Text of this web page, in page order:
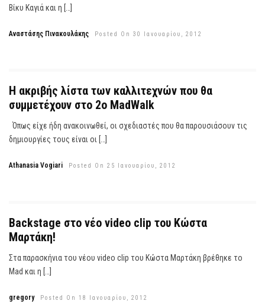
Βίκυ Καγιά και η […]
Αναστάσης Πινακουλάκης Posted On 30 Ιανουαρίου, 2012
Η ακριβής λίστα των καλλιτεχνών που θα
συμμετέχουν στο 2ο MadWalk
Όπως είχε ήδη ανακοινωθεί, οι σχεδιαστές που θα παρουσιάσουν τις
δημιουργίες τους είναι οι […]
Athanasia Vogiari Posted On 25 Ιανουαρίου, 2012
Backstage στο νέο video clip του Κώστα
Μαρτάκη!
Στα παρασκήνια του νέου video clip του Κώστα Μαρτάκη βρέθηκε το
Mad και η […]
gregory Posted On 18 Ιανουαρίου, 2012